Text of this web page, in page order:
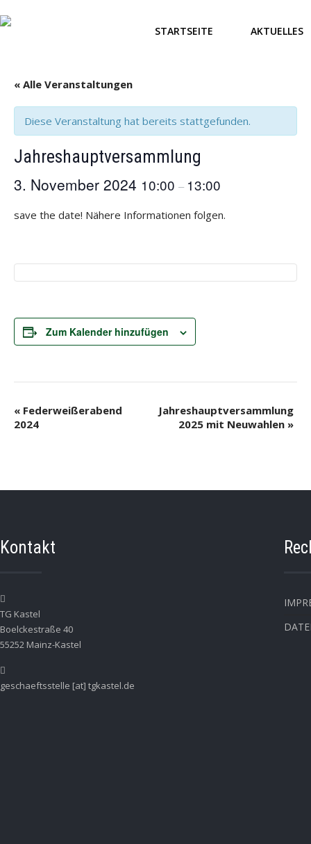
STARTSEITE AKTUELLES
« Alle Veranstaltungen
Diese Veranstaltung hat bereits stattgefunden.
Jahreshauptversammlung
3. November 2024 10:00 – 13:00
save the date! Nähere Informationen folgen.
Zum Kalender hinzufügen
V
e
n
v
i
g
a
o
« Federweißerabend
2024
Jahreshauptversammlung
2025 mit Neuwahlen »
Kontakt
TG Kastel
Boelckestraße 40
55252 Mainz-Kastel
geschaeftsstelle [at] tgkastel.de